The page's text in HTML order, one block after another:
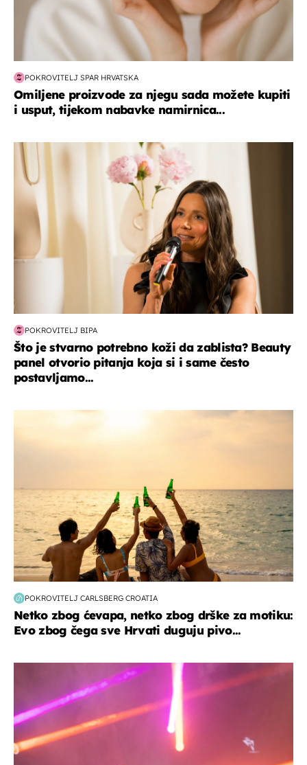
POKROVITELJ SPAR HRVATSKA
Omiljene proizvode za njegu sada možete kupiti
i usput, tijekom nabavke namirnica...
moda & ljepota
POKROVITELJ BIPA
Što je stvarno potrebno koži da zablista? Beauty
panel otvorio pitanja koja si i same često
postavljamo...
POKROVITELJ CARLSBERG CROATIA
Netko zbog ćevapa, netko zbog drške za motiku:
Evo zbog čega sve Hrvati duguju pivo...